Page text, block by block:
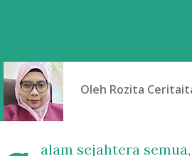
Oleh Rozita
alam sejahtera semua,